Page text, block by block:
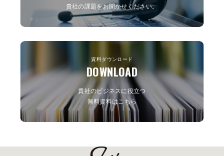
資料ダウンロード
DOWNLOAD
貴社のビジネスに役立つ
無料資料はこちら
貴社の課題をお聞かせください。